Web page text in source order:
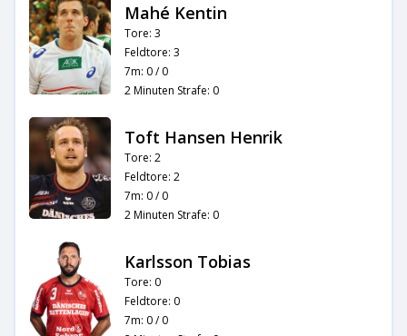
Mahé Kentin
Tore: 3
Feldtore: 3
7m: 0 / 0
2 Minuten Strafe: 0
Toft Hansen Henrik
Tore: 2
Feldtore: 2
7m: 0 / 0
2 Minuten Strafe: 0
Karlsson Tobias
Tore: 0
Feldtore: 0
7m: 0 / 0